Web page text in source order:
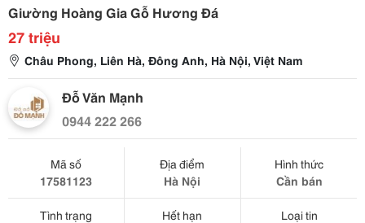
Giường Hoàng Gia Gỗ Hương Đá
27 triệu
Châu Phong, Liên Hà, Đông Anh, Hà Nội, Việt Nam
Đỗ Văn Mạnh
0944 222 266
Mã số
17581123
Địa điểm
Hà Nội
Hình thức
Cần bán
Tình trạng
Hết hạn
Loại tin